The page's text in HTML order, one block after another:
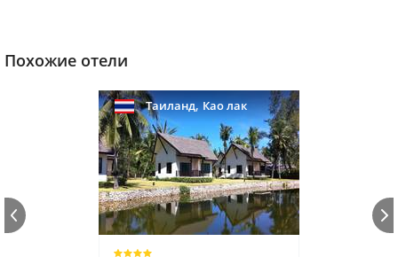
Похожие отели
Таиланд,Као лак